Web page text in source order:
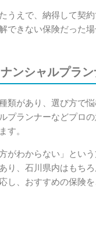
うえで、納得して契
できない保険だった
ンシャルプラ
類があり、選び方で
プランナーなどプロ
す。
がわからない」とい
り、石川県内はもち
し、おすすめの保険